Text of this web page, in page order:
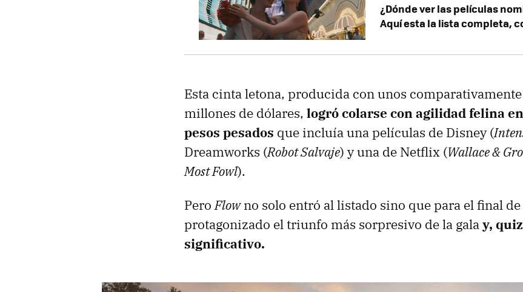
¿Dónde ver las películas
Aquí esta la lista completa,
Esta cinta letona, producida con unos
millones de dólares, logró colarse con agilidad felina
pesos pesados que incluía una películas de Disney (
Dreamworks (Robot Salvaje) y una de Netflix (Wallace &
Most Fowl).
PeroFlowno solo entró al listado sino que para el final
protagonizado el triunfo más sorpresivo de la galay,
significativo.